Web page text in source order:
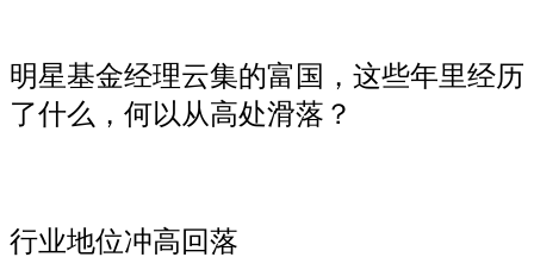
明星基金经理云集的富国，这些年里经历
了什么，何以从高处滑落？
行业地位冲高回落